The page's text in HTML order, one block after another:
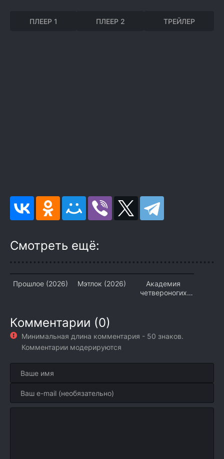
ПЛЕЕР 1 ПЛЕЕР 2 ТРЕЙЛЕР
Смотреть ещё:
Прошлое (2026) Мэтлок (2026)
Академия
четвероногих
Комментарии (0)
Минимальная длина комментария - 50 знаков.
Комментарии модерируются